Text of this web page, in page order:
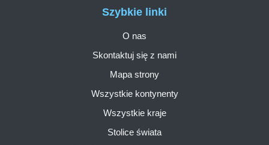
Szybkie linki
O nas
Skontaktuj się z nami
Mapa strony
Wszystkie kontynenty
Wszystkie kraje
Stolice świata